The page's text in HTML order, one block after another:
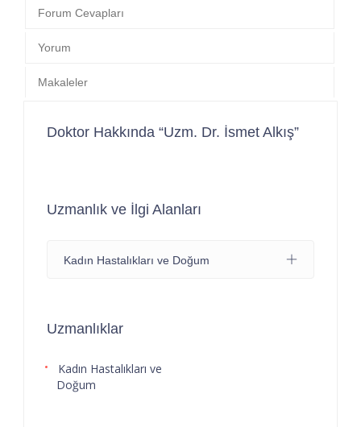
Forum Cevapları
Yorum
Makaleler
Doktor Hakkında “Uzm. Dr. İsmet Alkış”
Uzmanlık ve İlgi Alanları
Kadın Hastalıkları ve Doğum
Uzmanlıklar
Kadın Hastalıkları ve
Doğum